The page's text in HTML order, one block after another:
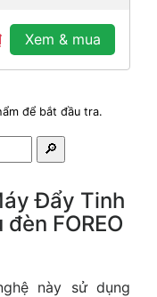
Xem & mua
để bắt đầu tra.
🔎
Đẩy Tinh
FOREO
này sử dụng